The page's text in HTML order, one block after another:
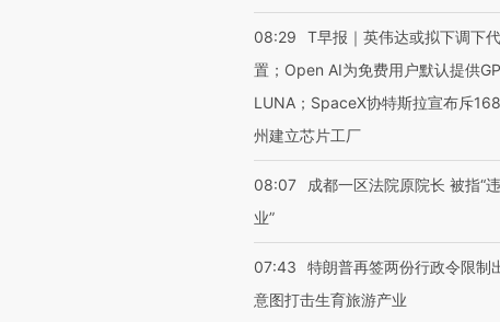
08:29
T早报｜英伟达或拟下调下
置；Open AI为免费用户默认提供
LUNA；SpaceX协特斯拉宣布斥
州建立芯片工厂
08:07
成都一区法院原院长 被指“
业”
07:43
特朗普再签两份行政令限制
意图打击生育旅游产业